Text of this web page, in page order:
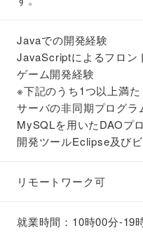
Javaでの開発経験
JavaScriptによるフロン
ゲーム開発経験
※下記のうち1つ以上満
サーバの非同期プログラ
MySQLを用いたDAOプ
開発ツールEclipse及び
リモートワーク可
就業時間：10時00分-19